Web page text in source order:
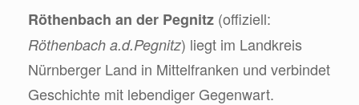
Röthenbach an der Pegnitz (offiziell:
Röthenbach a.d.Pegnitz) liegt im Landkreis
Nürnberger Land in Mittelfranken und verbindet
Geschichte mit lebendiger Gegenwart.